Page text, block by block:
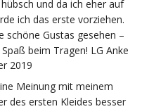
und da ich eher auf
ich das erste vorziehen.
schöne Gustas gesehen –
beim Tragen! LG Anke
2019
Meinung mit meinem
des ersten Kleides besser